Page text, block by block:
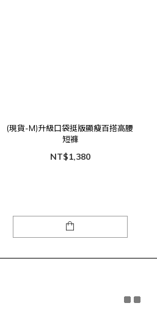
(現貨-M)升級口袋挺版顯瘦百搭高腰
短褲
NT$1,380